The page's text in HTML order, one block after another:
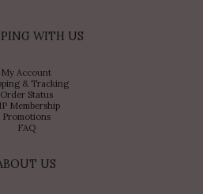
WITH US
My Account
& Tracking
Order Status
Membership
Promotions
FAQ
US